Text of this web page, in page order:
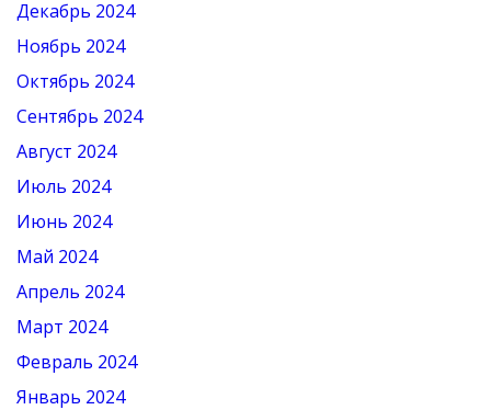
Декабрь 2024
Ноябрь 2024
Октябрь 2024
Сентябрь 2024
Август 2024
Июль 2024
Июнь 2024
Май 2024
Апрель 2024
Март 2024
Февраль 2024
Январь 2024